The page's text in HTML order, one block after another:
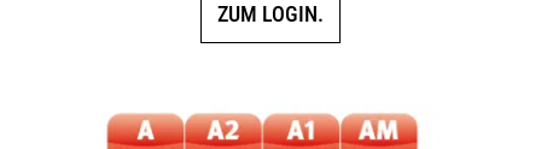
ZUM LOGIN.